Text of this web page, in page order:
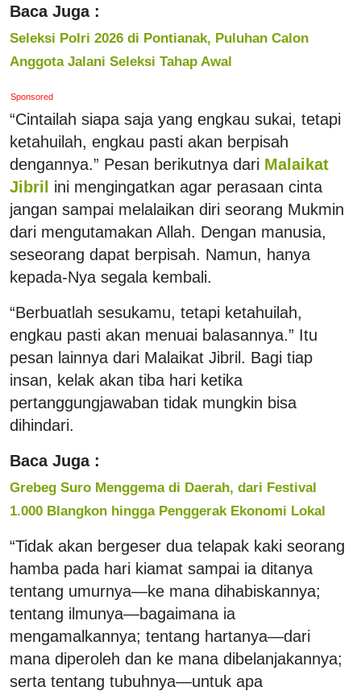
Baca Juga :
Seleksi Polri 2026 di Pontianak, Puluhan Calon
Anggota Jalani Seleksi Tahap Awal
Sponsored
“Cintailah siapa saja yang engkau sukai, tetapi
ketahuilah, engkau pasti akan berpisah
dengannya.” Pesan berikutnya dari Malaikat
Jibril ini mengingatkan agar perasaan cinta
jangan sampai melalaikan diri seorang Mukmin
dari mengutamakan Allah. Dengan manusia,
seseorang dapat berpisah. Namun, hanya
kepada-Nya segala kembali.
“Berbuatlah sesukamu, tetapi ketahuilah,
engkau pasti akan menuai balasannya.” Itu
pesan lainnya dari Malaikat Jibril. Bagi tiap
insan, kelak akan tiba hari ketika
pertanggungjawaban tidak mungkin bisa
dihindari.
Baca Juga :
Grebeg Suro Menggema di Daerah, dari Festival
1.000 Blangkon hingga Penggerak Ekonomi Lokal
“Tidak akan bergeser dua telapak kaki seorang
hamba pada hari kiamat sampai ia ditanya
tentang umurnya—ke mana dihabiskannya;
tentang ilmunya—bagaimana ia
mengamalkannya; tentang hartanya—dari
mana diperoleh dan ke mana dibelanjakannya;
serta tentang tubuhnya—untuk apa